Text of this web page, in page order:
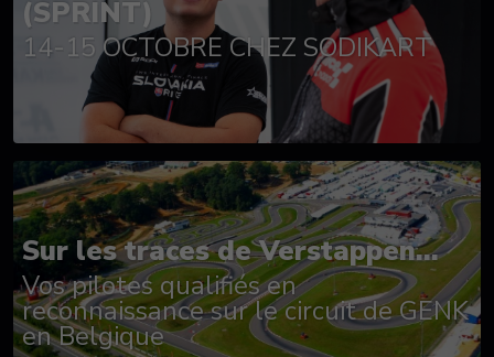
(SPRINT)
14-15 OCTOBRE CHEZ SODIKART
Sur les traces de Verstappen...
Vos pilotes qualifiés en
reconnaissance sur le circuit de GENK
en Belgique